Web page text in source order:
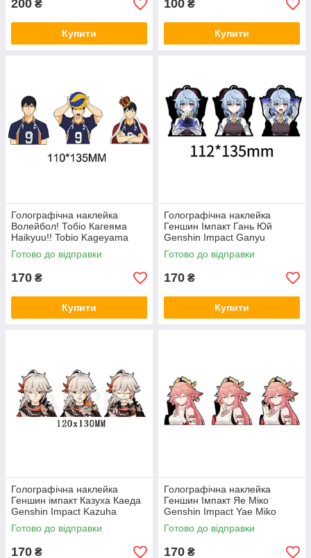
200 ₴
Купити
100 ₴
Купити
Голографічна наклейка
Волейбол! Тобіо Кагеяма
Haikyuu!! Tobio Kageyama
Готово до відправки
170 ₴
Купити
Голографічна наклейка
Геншин Імпакт Гань Юй
Genshin Impact Ganyu
112x135 мм
Готово до відправки
170 ₴
Купити
Голографічна наклейка
Геншин імпакт Казуха Каеда
Genshin Impact Kazuha
Kaeda 120x130 мм
Готово до відправки
170 ₴
Голографічна наклейка
Геншин Імпакт Яе Міко
Genshin Impact Yae Miko
109x130 мм
Готово до відправки
170 ₴